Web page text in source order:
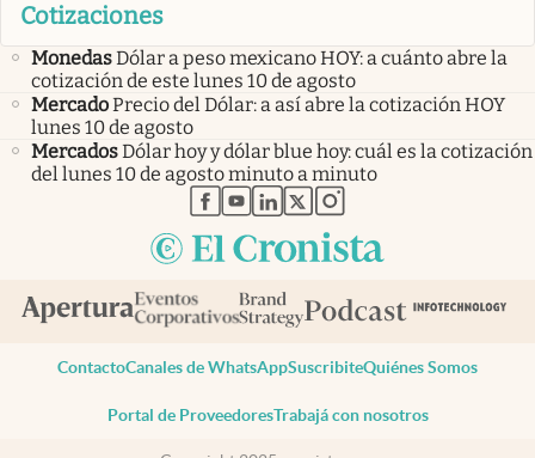
Cotizaciones
MonedasDólar a peso mexicano HOY: a cuánto abre la
cotización de este lunes 10 de agosto
MercadoPrecio del Dólar: a así abre la cotización HOY
lunes 10 de agosto
MercadosDólar hoy y dólar blue hoy: cuál es la cotización
del lunes 10 de agosto minuto a minuto
abre en nueva pestaña
abre en nueva pestaña
abre en nueva pestaña
abre en nueva pestaña
abre en nueva pestaña
ContactoCanales de WhatsAppSuscribiteQuiénes Somos
Portal de ProveedoresTrabajá con nosotros